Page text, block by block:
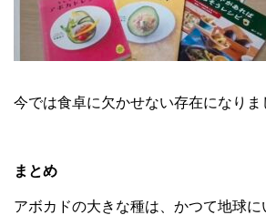
今では食卓に欠かせない存在になりま
まとめ
アボカドの大きな種は、かつて地球